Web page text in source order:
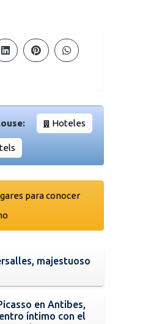
Hoteles
para conocer
majestuoso
en Antibes,
íntimo con el